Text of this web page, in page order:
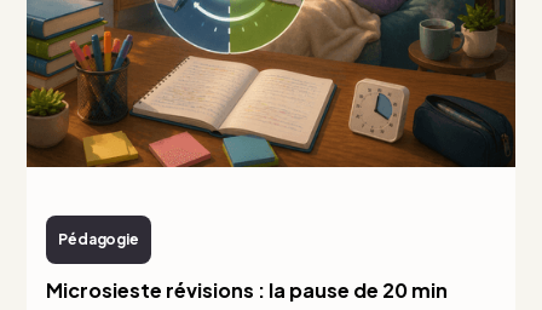
Pédagogie
Microsieste révisions : la pause de 20 min